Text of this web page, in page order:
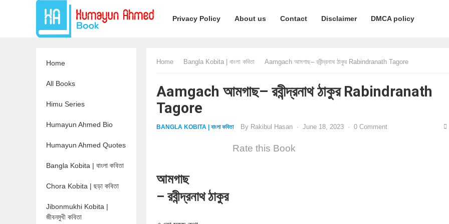
Privacy Policy About us Contact Disclaimer DMCA policy
Home
All Books
Himu Series
Humayun Ahmed Bio
Humayun Ahmed Quotes
Bangla Kobita | বাংলা কবিতা
Chora Kobita | ছড়া কবিতা
Jibonmukhi Kobita |
জীবনমুখী কবিতা
Home Bangla Kobita | বাংলা কবিতা Aamgach আমগাছ– রবীন্দ্রনাথ ঠাকুর Rabindranath Tagore
Aamgach আমগাছ– রবীন্দ্রনাথ ঠাকুর Rabindranath
Tagore
BANGLA KOBITA | বাংলা কবিতা By Rakibul Hasan · June 18, 2023 · 0 Comment
Rate this Book
আমগাছ
– রবীন্দ্রনাথ ঠাকুর